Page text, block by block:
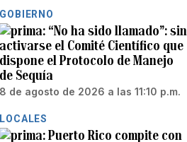
GOBIERNO
“No ha sido llamado”: sin
activarse el Comité Científico que
dispone el Protocolo de Manejo
de Sequía
8 de agosto de 2026 a las 11:10 p.m.
LOCALES
Puerto Rico compite con